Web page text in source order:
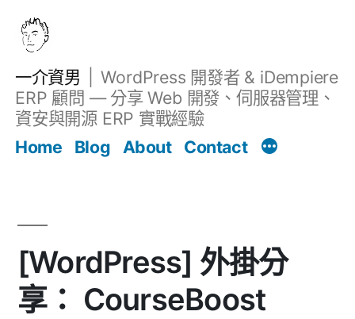
一介資男
WordPress 開發者 & iDempiere
ERP 顧問 — 分享 Web 開發、伺服器管理、
資安與開源 ERP 實戰經驗
Home
Blog About Contact
[WordPress] 外掛分
享： CourseBoost
文章